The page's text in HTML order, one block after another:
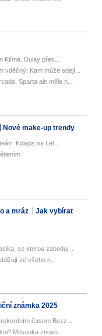
Klíma. Dulay přek...
vděčný! Kam může odejí...
Sparta ale měla n...
Nové make-up trendy
Kolaps na Let...
a mráz
Jak vybírat
se kterou zaboduj...
ze všeho n...
známka 2025
časem Bezz...
Mitsuoka znovu...